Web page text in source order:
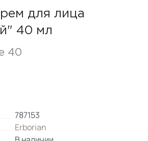
для лица
40 мл
40
787153
Erborian